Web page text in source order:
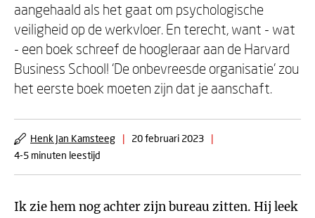
aangehaald als het gaat om psychologische
veiligheid op de werkvloer. En terecht, want - wat
- een boek schreef de hoogleraar aan de Harvard
Business School! ‘De onbevreesde organisatie’ zou
het eerste boek moeten zijn dat je aanschaft.
Henk Jan Kamsteeg | 20 februari 2023
|
4-5 minuten leestijd
Ik zie hem nog achter zijn bureau zitten. Hij leek